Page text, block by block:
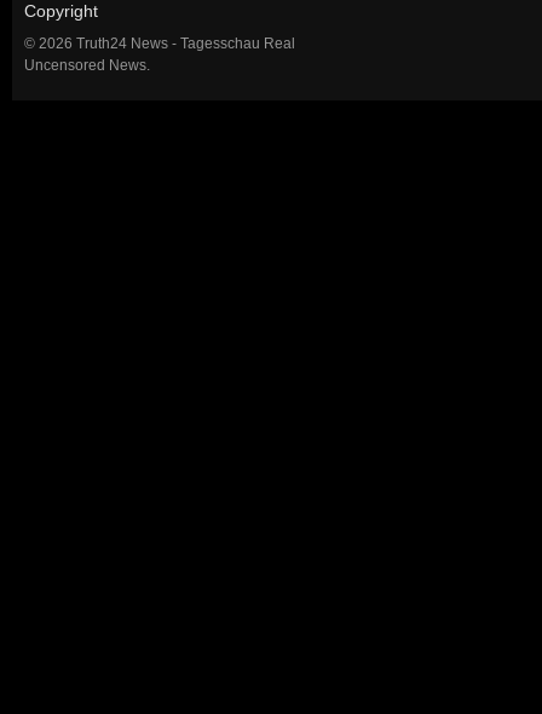
Copyright
© 2026 Truth24 News - Tagesschau Real
Uncensored News.